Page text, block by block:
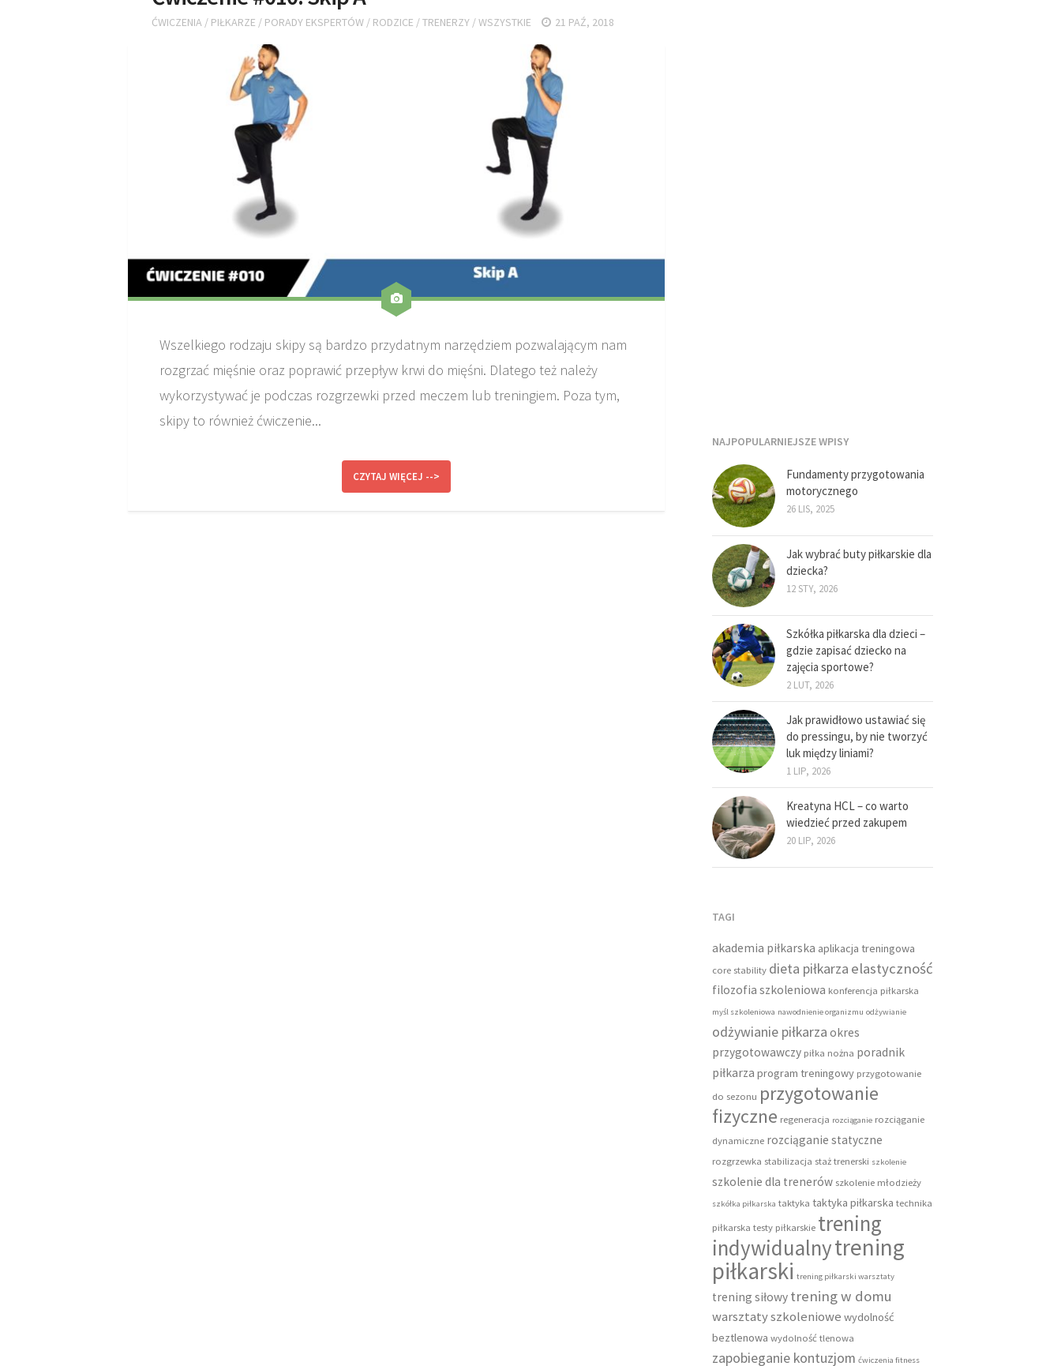
ĆWICZENIA / PIŁKARZE / PORADY EKSPERTÓW / RODZICE /TRENERZY /WSZYSTKIE 21 PAŹ, 2018
Wszelkiego rodzaju skipy są bardzo przydatnym narzędziem pozwalającym nam
rozgrzać mięśnie oraz poprawić przepływ krwi do mięśni. Dlatego też należy
wykorzystywać je podczas rozgrzewki przed meczem lub treningiem. Poza tym,
skipy to również ćwiczenie...
CZYTAJ WIĘCEJ -->
NAJPOPULARNIEJSZE WPISY
Fundamenty przygotowania
motorycznego
26 LIS, 2025
Jak wybrać buty piłkarskie dla
dziecka?
12 STY, 2026
Szkółka piłkarska dla dzieci –
gdzie zapisać dziecko na
zajęcia sportowe?
2 LUT, 2026
Jak prawidłowo ustawiać się
do pressingu, by nie tworzyć
luk między liniami?
1 LIP, 2026
Kreatyna HCL – co warto
wiedzieć przed zakupem
20 LIP, 2026
TAGI
akademia piłkarska aplikacja treningowa
core stability dieta piłkarza elastyczność
filozofia szkoleniowa konferencja piłkarska
myśl szkoleniowa nawodnienie organizmu odżywianie
odżywianie piłkarza okres
przygotowawczy piłka nożna poradnik
piłkarza program treningowy przygotowanie
do sezonu przygotowanie
fizyczne regeneracja rozciąganie rozciąganie
dynamiczne rozciąganie statyczne
rozgrzewka stabilizacja staż trenerski szkolenie
szkolenie dla trenerów szkolenie młodzieży
szkółka piłkarska taktyka taktyka piłkarska technika
piłkarska testy piłkarskie trening
indywidualnytrening
piłkarski trening piłkarski warsztaty
trening siłowy trening w domu
warsztaty szkoleniowe wydolność
beztlenowa wydolność tlenowa
zapobieganie kontuzjom ćwiczenia fitness